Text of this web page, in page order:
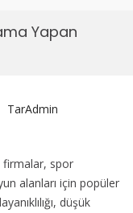
Yapan
TarAdmin
firmalar, spor
alanları için popüler
düşük